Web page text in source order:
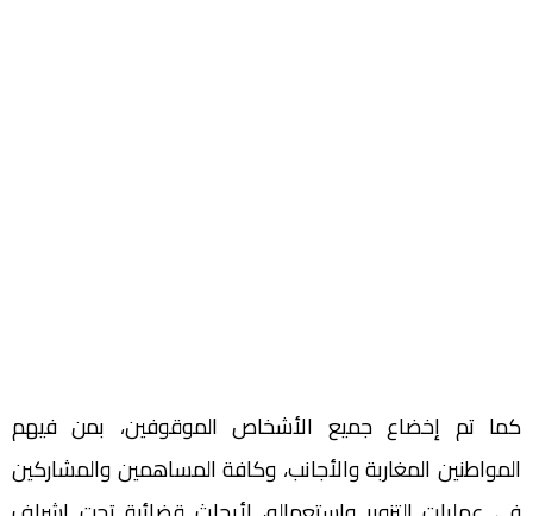
كما تم إخضاع جميع الأشخاص الموقوفين، بمن فيهم
المواطنين المغاربة والأجانب، وكافة المساهمين والمشاركين